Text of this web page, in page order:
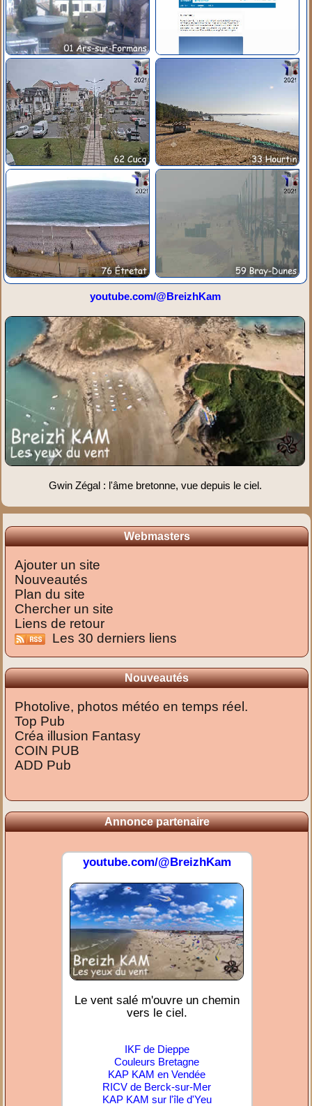
youtube.com/@BreizhKam
Gwin Zégal : l'âme bretonne, vue depuis le ciel.
Webmasters
Ajouter un site
Nouveautés
Plan du site
Chercher un site
Liens de retour
Les 30 derniers liens
Nouveautés
Photolive, photos météo en temps réel.
Top Pub
Créa illusion Fantasy
COIN PUB
ADD Pub
Annonce partenaire
youtube.com/@BreizhKam
Le vent salé m'ouvre un chemin
vers le ciel.
IKF de Dieppe
Couleurs Bretagne
KAP KAM en Vendée
RICV de Berck-sur-Mer
KAP KAM sur l'île d'Yeu